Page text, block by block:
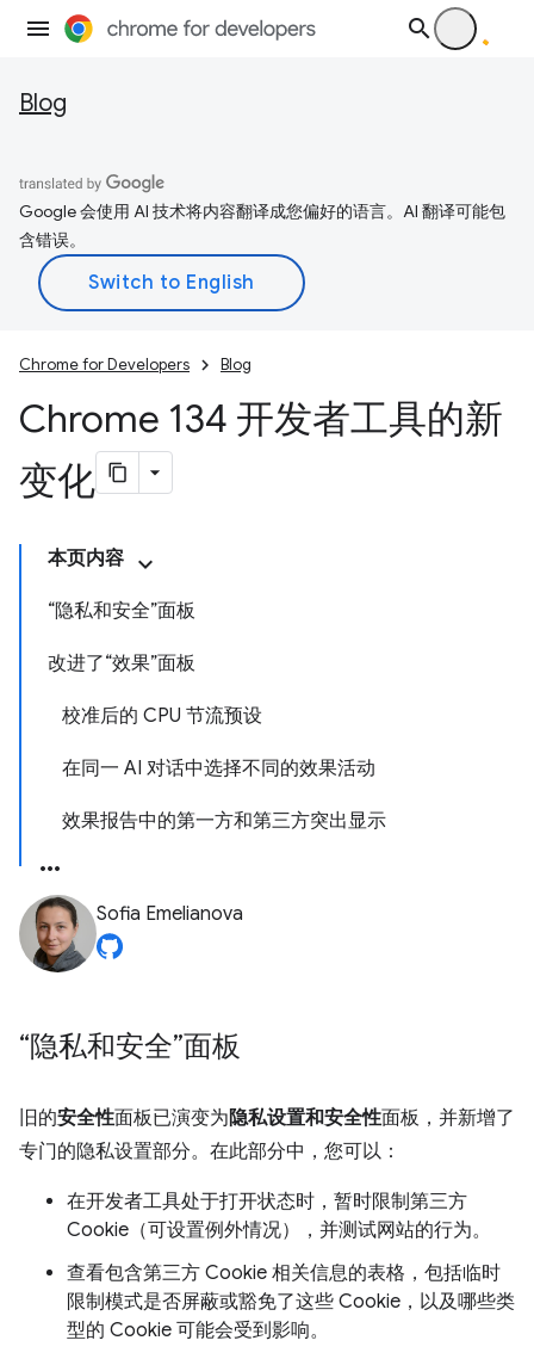
Blog
Google 会使用 AI 技术将内容翻译成您偏好的语言。AI 翻译可能包
含错误。
Chrome for Developers Blog
Chrome 134 开发者工具的新
变化
本页内容
“隐私和安全”面板
改进了“效果”面板
校准后的 CPU 节流预设
在同一 AI 对话中选择不同的效果活动
效果报告中的第一方和第三方突出显示
Sofia Emelianova
“隐私和安全”面板
旧的安全性面板已演变为隐私设置和安全性面板，并新增了
专门的隐私设置部分。在此部分中，您可以：
在开发者工具处于打开状态时，暂时限制第三方
Cookie（可设置例外情况），并测试网站的行为。
查看包含第三方 Cookie 相关信息的表格，包括临时
限制模式是否屏蔽或豁免了这些 Cookie，以及哪些类
型的 Cookie 可能会受到影响。